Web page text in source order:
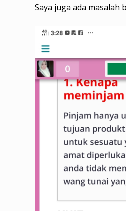
Saya juga ada masalah